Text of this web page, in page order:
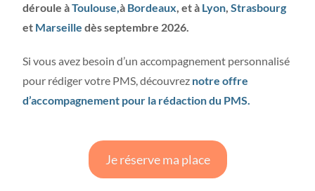
déroule àToulouse,à Bordeaux, et à Lyon,Strasbourg
et Marseille dès septembre 2026.
Si vous avez besoin d’un accompagnement personnalisé
pour rédiger votre PMS, découvrez notre offre
d’accompagnement pour la rédaction du PMS.
Je réserve ma place